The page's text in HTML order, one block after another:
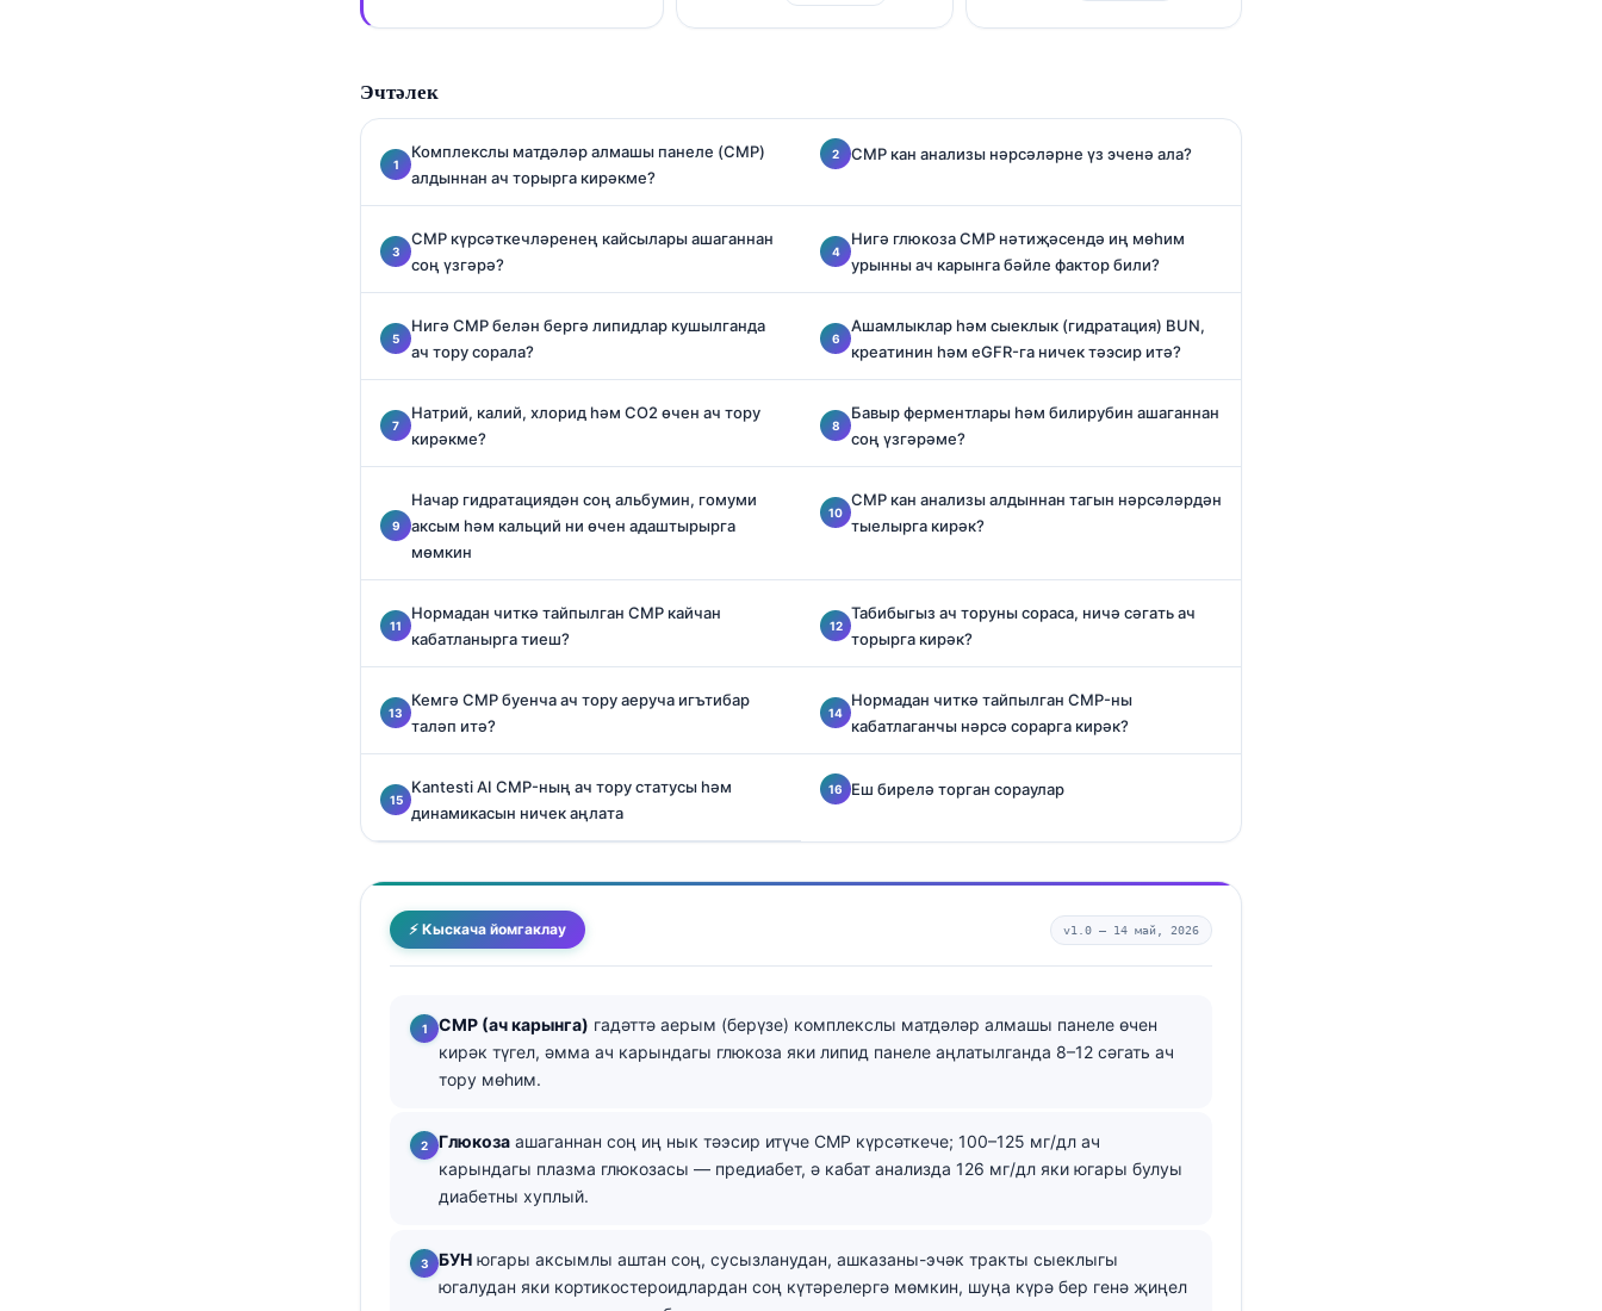
Эчтәлек
Комплекслы матдәләр алмашы панеле (CMP)
алдыннан ач торырга кирәкме?
CMP кан анализы нәрсәләрне үз эченә ала?
CMP күрсәткечләренең кайсылары ашаганнан
соң үзгәрә?
Нигә глюкоза CMP нәтиҗәсендә иң мөһим
урынны ач карынга бәйле фактор били?
Нигә CMP белән бергә липидлар кушылганда
ач тору сорала?
Ашамлыклар һәм сыеклык (гидратация) BUN,
креатинин һәм eGFR-га ничек тәэсир итә?
Натрий, калий, хлорид һәм CO2 өчен ач тору
кирәкме?
Бавыр ферментлары һәм билирубин ашаганнан
соң үзгәрәме?
Начар гидратациядән соң альбумин, гомуми
аксым һәм кальций ни өчен адаштырырга
мөмкин
CMP кан анализы алдыннан тагын нәрсәләрдән
тыелырга кирәк?
Нормадан читкә тайпылган CMP кайчан
кабатланырга тиеш?
Табибыгыз ач торуны сораса, ничә сәгать ач
торырга кирәк?
Кемгә CMP буенча ач тору аеруча игътибар
таләп итә?
Нормадан читкә тайпылган CMP-ны
кабатлаганчы нәрсә сорарга кирәк?
Kantesti AI CMP-ның ач тору статусы һәм
динамикасын ничек аңлата
Еш бирелә торган сораулар
⚡ Кыскача йомгаклау v1.0 — 14 май, 2026
CMP (ач карынга) гадәттә аерым (берүзе) комплекслы матдәләр алмашы панеле өчен
кирәк түгел, әмма ач карындагы глюкоза яки липид панеле аңлатылганда 8–12 сәгать ач
тору мөһим.
Глюкоза ашаганнан соң иң нык тәэсир итүче CMP күрсәткече; 100–125 мг/дл ач
карындагы плазма глюкозасы — предиабет, ә кабат анализда 126 мг/дл яки югары булуы
диабетны хуплый.
БУН югары аксымлы аштан соң, сусызланудан, ашказаны-эчәк тракты сыеклыгы
югалудан яки кортикостероидлардан соң күтәрелергә мөмкин, шуңа күрә бер генә җиңел